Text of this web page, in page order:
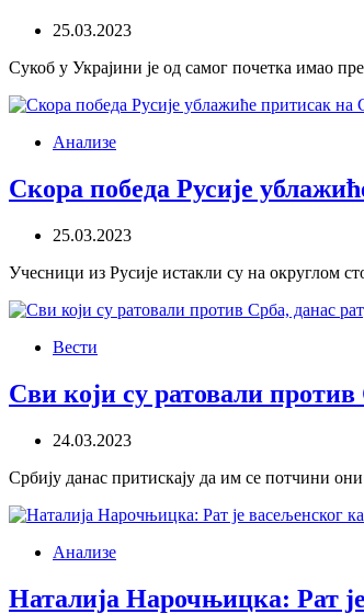
25.03.2023
Сукоб у Украјини је од самог почетка имао
Анализе
Скора победа Русије
25.03.2023
Учесници из Русије истакли су на округлом
Вести
Сви који су ратовали
24.03.2023
Србију данас притискају да им се потчини
Анализе
Наталија Нарочњицка: Рат